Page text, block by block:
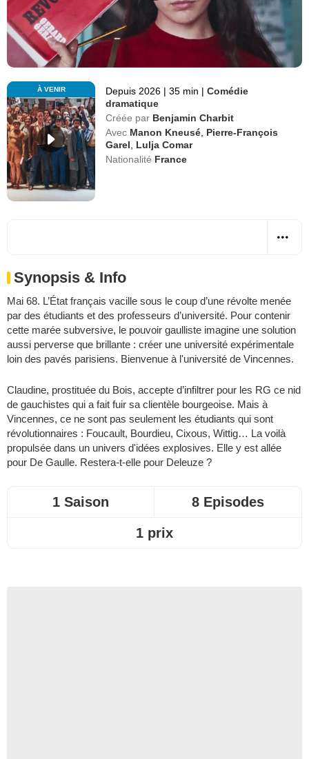
À VENIR Depuis 2026 | 35 min | Comédie
dramatique
Créée par Benjamin Charbit
Avec Manon Kneusé Pierre-François
Garel
Lulja Comar
Nationalité France
Synopsis & Info
Mai 68. L’État français vacille sous le coup d’une révolte menée
par des étudiants et des professeurs d’université. Pour contenir
cette marée subversive, le pouvoir gaulliste imagine une solution
aussi perverse que brillante : créer une université expérimentale
loin des pavés parisiens. Bienvenue à l'université de Vincennes.
Claudine, prostituée du Bois, accepte d’infiltrer pour les RG ce nid
de gauchistes qui a fait fuir sa clientèle bourgeoise. Mais à
Vincennes, ce ne sont pas seulement les étudiants qui sont
révolutionnaires : Foucault, Bourdieu, Cixous, Wittig… La voilà
propulsée dans un univers d'idées explosives. Elle y est allée
pour De Gaulle. Restera-t-elle pour Deleuze ?
1 Saison 8 Episodes
1 prix